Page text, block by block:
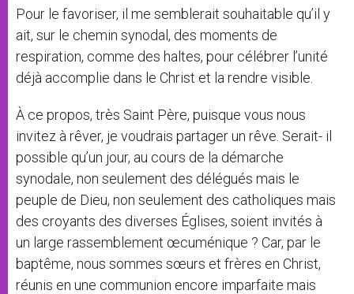
Pour le favoriser, il me semblerait souhaitable qu’il y
ait, sur le chemin synodal, des moments de
respiration, comme des haltes, pour célébrer l’unité
déjà accomplie dans le Christ et la rendre visible.
À ce propos, très Saint Père, puisque vous nous
invitez à rêver, je voudrais partager un rêve. Serait- il
possible qu’un jour, au cours de la démarche
synodale, non seulement des délégués mais le
peuple de Dieu, non seulement des catholiques mais
des croyants des diverses Églises, soient invités à
un large rassemblement œcuménique ? Car, par le
baptême, nous sommes sœurs et frères en Christ,
réunis en une communion encore imparfaite mais